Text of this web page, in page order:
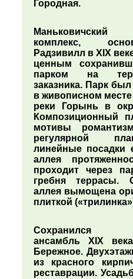
Городная.
Маньковичский
комплекс,
Радзивилл в XIX
ценным
парком на
заказника. Парк
в живописном
реки Горынь в
Композиционный
мотивы
регулярной
линейные посадки
аллея
проходит через
гребня террасы.
аллея вымощена
плиткой
Сохранился
ансамбль XIX
Бережное.
из красного
реставрации.